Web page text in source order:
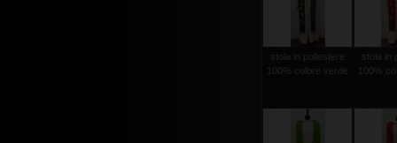
stola in poliestere
100% colore verde
stola in
100%